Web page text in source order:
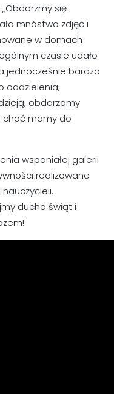
się
mnóstwo zdjęć i
w domach
czasie udało
jednocześnie bardzo
oddzielenia,
obdarzamy
choć mamy do
wspaniałej galerii
realizowane
ducha świąt i